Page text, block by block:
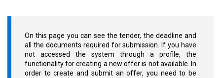
On this page you can see the tender, the deadline and
all the documents required for submission. If you have
not accessed the system through a profile, the
functionality for creating a new offer is not available. In
order to create and submit an offer, you need to be